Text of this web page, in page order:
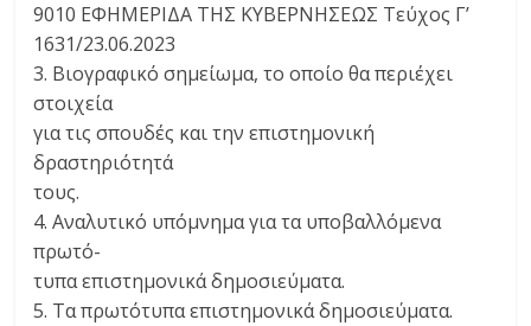
9010 ΕΦΗΜΕΡΙΔΑ TΗΣ ΚΥΒΕΡΝΗΣΕΩΣ Τεύχος Γ’
1631/23.06.2023
3. Βιογραφικό σημείωμα, το οποίο θα περιέχει
στοιχεία
για τις σπουδές και την επιστημονική
δραστηριότητά
τους.
4. Αναλυτικό υπόμνημα για τα υποβαλλόμενα
πρωτό-
τυπα επιστημονικά δημοσιεύματα.
5. Τα πρωτότυπα επιστημονικά δημοσιεύματα.